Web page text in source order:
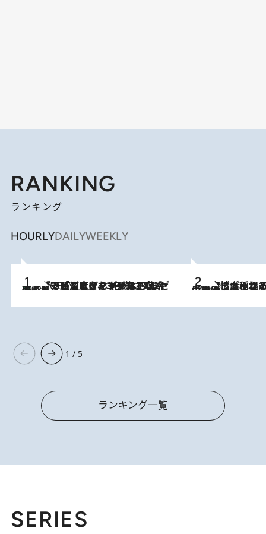
RANKING
ランキング
HOURLYDAILYWEEKLY
2026.8.7
メントールやエタノールは不使用。ピジョンより、マイルドな冷感成分で肌温度をマイナス3℃まで下げる「ごきげんクール ひんやりアクアミスト」を3名様にプレゼント 2026.8.5
下町風情あふれる台北屈指の人気エリア・大稲埕でセンスのいい台湾土産《ヴ
1 / 5
ランキング一覧
SERIES